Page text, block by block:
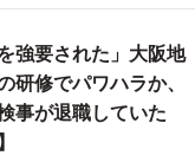
強要された」大阪地
研修でパワハラか、
事が退職していた